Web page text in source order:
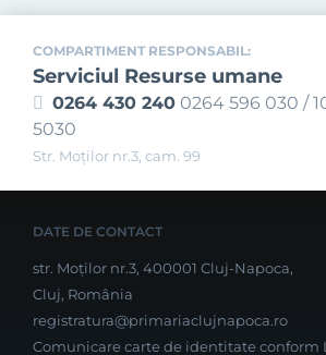
COMPARTIMENT RESPONSABIL:
Serviciul Resurse umane
0264 430 240 0264 596 030 /
5030
Str. Moţilor nr.3, cam. 99
DATE DE CONTACT
str. Moților nr.3, 400001 Cluj-Napoca,
Cluj, România
registratura@primariaclujnapoca.ro
Comunicare carte de identitate conform